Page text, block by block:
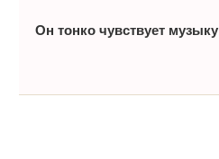
Он тонко чувствует музыку